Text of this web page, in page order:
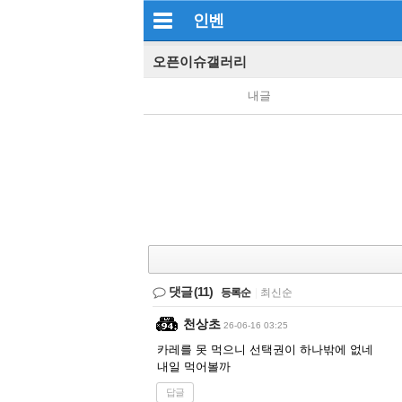
인벤
오픈이슈갤러리
내글
댓글(11) 등록순 최신순
천상초 26-06-16 03:25
카레를 못 먹으니 선택권이 하나밖에 없네
내일 먹어볼까
답글